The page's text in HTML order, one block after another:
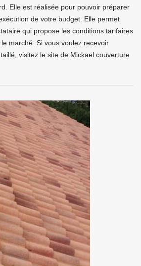
Elle est réalisée pour pouvoir préparer
de votre budget. Elle permet
qui propose les conditions tarifaires
marché. Si vous voulez recevoir
visitez le site de Mickael couverture